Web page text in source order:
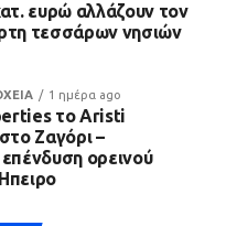
ευρώ αλλάζουν τον
τεσσάρων νησιών
1 ημέρα ago
το Aristi
Ζαγόρι –
ορεινού